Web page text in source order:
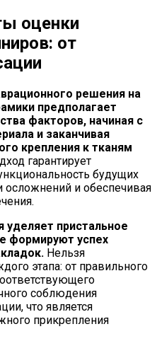
оценки
от
решения на
предполагает
факторов, начиная с
и заканчивая
крепления к тканям
гарантирует
будущих
и обеспечивая
уделяет пристальное
формируют успех
Нельзя
этапа: от правильного
соблюдения
что является
прикрепления